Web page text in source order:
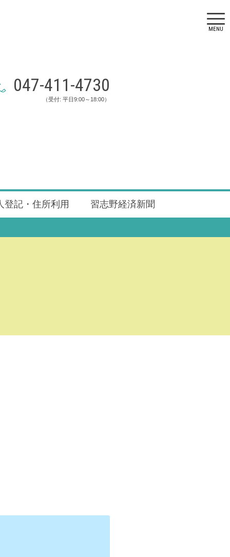
047-411-4730
（受付: 平日9:00～18:00）
MENU
登記・住所利用 習志野経済新聞